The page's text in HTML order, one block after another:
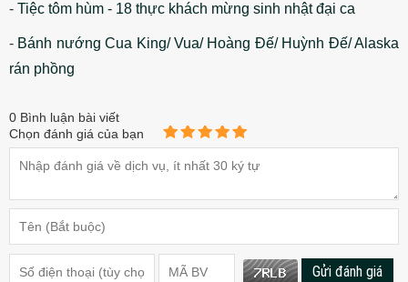
- Tiệc tôm hùm - 18 thực khách mừng sinh nhật đại ca
- Bánh nướng Cua King/ Vua/ Hoàng Đế/ Huỳnh Đế/ Alaska
rán phồng
0 Bình luận bài viết
Chọn đánh giá của bạn
Gửi đánh giá